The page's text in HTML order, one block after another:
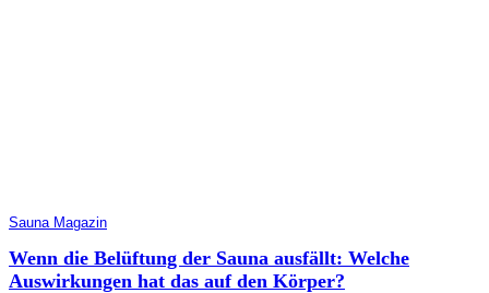
Sauna Magazin
Wenn die Belüftung der Sauna ausfällt: Welche
Auswirkungen hat das auf den Körper?